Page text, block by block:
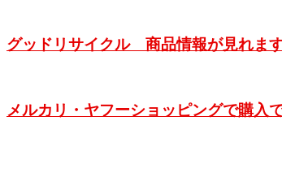
グッドリサイクル 商品情報が見れま
メルカリ・ヤフーショッピングで購入